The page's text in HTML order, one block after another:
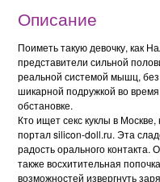
Описание
Поиметь такую девочку, как
представители сильной
реальной системой мышц, без
шикарной подружкой во
обстановке.
Кто ищет секс куклы в
портал silicon-doll.ru. Эта
радость орального
также восхитительная
возможностей извергнуть